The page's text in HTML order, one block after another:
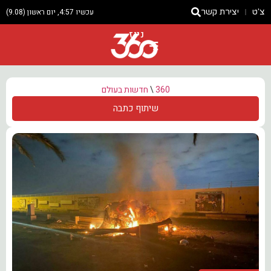
צ'ט יצירת קשר עכשיו 4:57, יום ראשון (9.08)
ניוז
360
\חדשות בעולם
שיתוף כתבה